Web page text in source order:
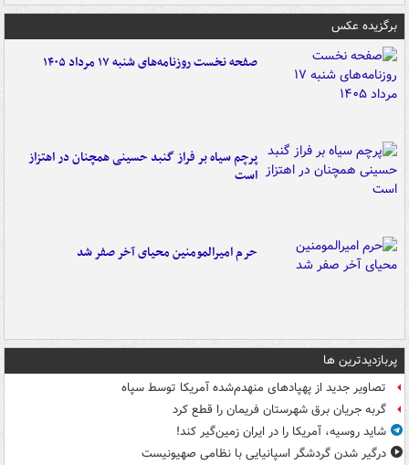
برگزیده عکس
صفحه نخست روزنامه‌های شنبه ۱۷ مرداد ۱۴۰۵
پرچم سیاه بر فراز گنبد حسینی همچنان در اهتزاز
است
حرم امیرالمومنین محیای آخر صفر شد
پربازدیدترین ها
تصاویر جدید از پهپادهای منهدم‌شده آمریکا توسط سپاه
گربه جریان برق شهرستان فریمان را قطع کرد
شاید روسیه، آمریکا را در ایران زمین‌گیر کند!
درگیر شدن گردشگر اسپانیایی با نظامی صهیونیست